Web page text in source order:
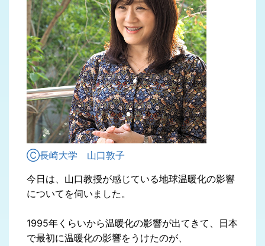
Ⓒ長崎大学 山口敦子
今日は、山口教授が感じている地球温暖化の影響
についてを伺いました。
1995年くらいから温暖化の影響が出てきて、日本
で最初に温暖化の影響をうけたのが、